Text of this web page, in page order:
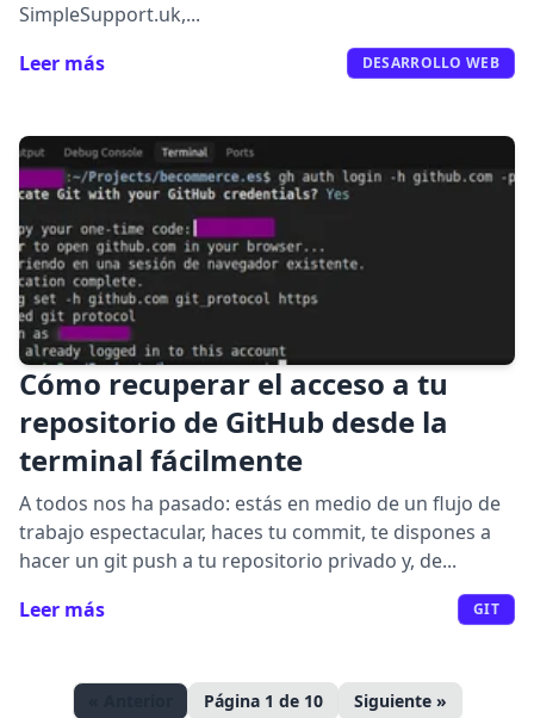
SimpleSupport.uk,...
Leer más
DESARROLLO WEB
Cómo recuperar el acceso a tu
repositorio de GitHub desde la
terminal fácilmente
A todos nos ha pasado: estás en medio de un flujo de
trabajo espectacular, haces tu commit, te dispones a
hacer un git push a tu repositorio privado y, de...
Leer más
GIT
Página 1 de 10 Siguiente »